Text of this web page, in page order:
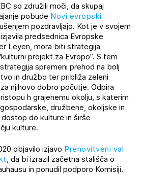
so združili moči, da skupaj
pobude Novi evropski
pozdravljajo. Kot je v svojem
predsednica Evropske
Leyen, mora biti strategija
projekt za Evropo”. S tem
spremeni prehod na bolj
in družbo ter približa zeleni
njihovo dobro počutje. Odpira
h grajenemu okolju, s katerim
družbene, okoljske in
do kulture in širše
kulture.
objavilo izjavo Prenovitveni val
, da bi izrazil začetna stališča o
in ponudil podporo Komisiji.
objave